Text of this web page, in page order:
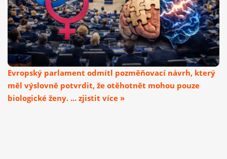
Evropský parlament odmítl pozměňovací návrh, který
měl výslovně potvrdit, že otěhotnět mohou pouze
biologické ženy. ... zjistit více »